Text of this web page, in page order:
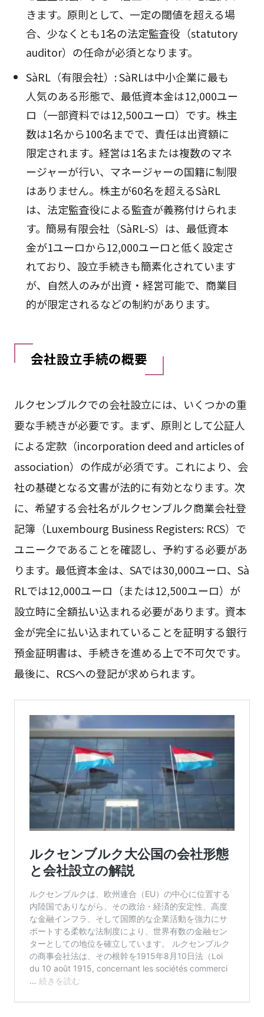
きます。原則として、一定の閾値を超える場
合、少なくとも1名の法定監査役（statutory
auditor）の任命が必須となります。
SàRL（有限会社）: SàRLは中小企業に最も
人気のある形態で、最低資本金は12,000ユー
ロ（一部資料では12,500ユーロ）です。株主
数は1名から100名までで、責任は出資額に
限定されます。経営は1名または複数のマネ
ージャーが行い、マネージャーの国籍に制限
はありません。株主が60名を超えるSàRL
は、法定監査役による監査が義務付けられま
す。簡易有限会社（SàRL-S）は、最低資本
金が1ユーロから12,000ユーロと低く設定さ
れており、設立手続きも簡素化されています
が、自然人のみが出資・経営可能で、商業目
的が限定されるなどの制約があります。
会社設立手続の概要
ルクセンブルクでの会社設立には、いくつかの重
要な手続きが必要です。まず、原則として公証人
による定款（incorporation deed and articles of
association）の作成が必須です。これにより、会
社の基礎となる文書が法的に有効となります。次
に、希望する会社名がルクセンブルク商業会社登
記簿（Luxembourg Business Registers: RCS）で
ユニークであることを確認し、予約する必要があ
ります。最低資本金は、SAでは30,000ユーロ、Sà
RLでは12,000ユーロ（または12,500ユーロ）が
設立時に全額払い込まれる必要があります。資本
金が完全に払い込まれていることを証明する銀行
預金証明書は、手続きを進める上で不可欠です。
最後に、RCSへの登記が求められます。